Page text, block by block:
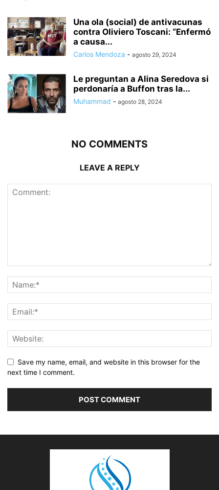
Una ola (social) de antivacunas
contra Oliviero Toscani: “Enfermó
a causa...
Carlos Mendoza - agosto 29, 2024
Le preguntan a Alina Seredova si
perdonaría a Buffon tras la...
Muhammad - agosto 28, 2024
NO COMMENTS
LEAVE A REPLY
Save my name, email, and website in this browser for the
next time I comment.